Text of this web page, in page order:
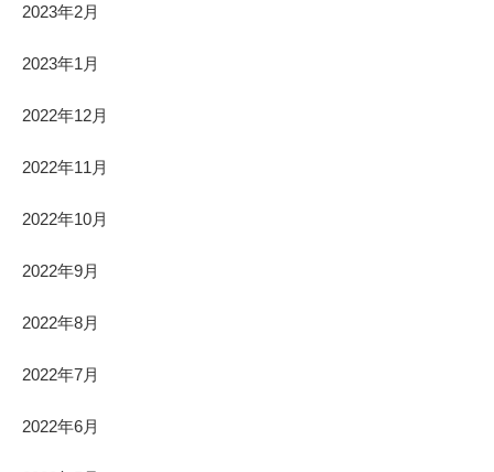
2023年2月
2023年1月
2022年12月
2022年11月
2022年10月
2022年9月
2022年8月
2022年7月
2022年6月